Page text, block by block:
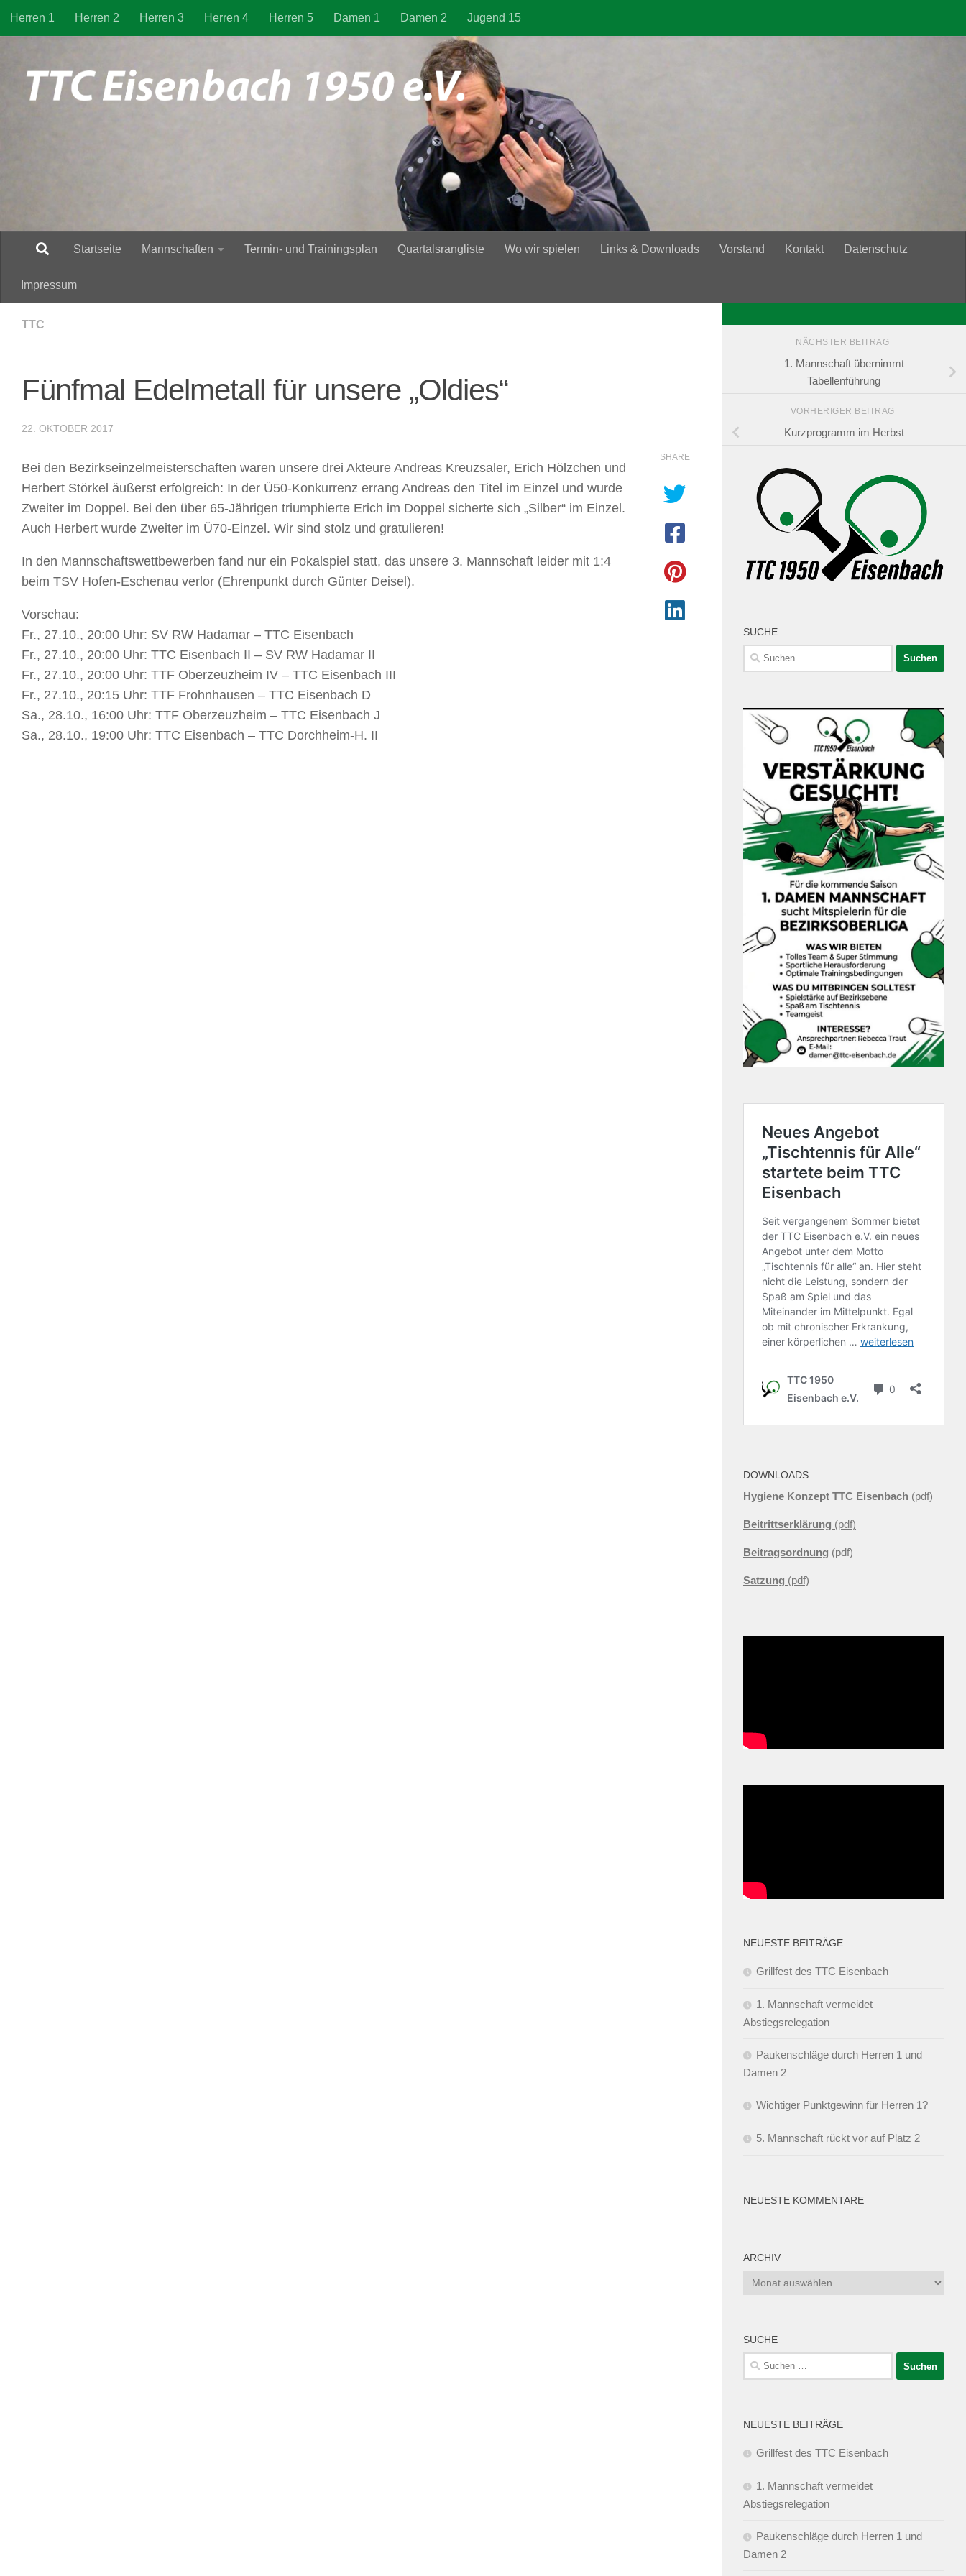
Zum Inhalt springen
Herren 1 Herren 2 Herren 3 Herren 4 Herren 5 Damen 1 Damen 2 Jugend 15
Startseite Mannschaften Termin- und Trainingsplan Quartalsrangliste Wo wir spielen Links & Downloads Vorstand Kontakt Datenschutz
Impressum
TTC
Fünfmal Edelmetall für unsere „Oldies“
22. OKTOBER 2017
Bei den Bezirkseinzelmeisterschaften waren unsere drei Akteure Andreas Kreuzsaler, Erich Hölzchen und
Herbert Störkel äußerst erfolgreich: In der Ü50-Konkurrenz errang Andreas den Titel im Einzel und wurde
Zweiter im Doppel. Bei den über 65-Jährigen triumphierte Erich im Doppel sicherte sich „Silber“ im Einzel.
Auch Herbert wurde Zweiter im Ü70-Einzel. Wir sind stolz und gratulieren!
In den Mannschaftswettbewerben fand nur ein Pokalspiel statt, das unsere 3. Mannschaft leider mit 1:4
beim TSV Hofen-Eschenau verlor (Ehrenpunkt durch Günter Deisel).
Vorschau:
Fr., 27.10., 20:00 Uhr: SV RW Hadamar – TTC Eisenbach
Fr., 27.10., 20:00 Uhr: TTC Eisenbach II – SV RW Hadamar II
Fr., 27.10., 20:00 Uhr: TTF Oberzeuzheim IV – TTC Eisenbach III
Fr., 27.10., 20:15 Uhr: TTF Frohnhausen – TTC Eisenbach D
Sa., 28.10., 16:00 Uhr: TTF Oberzeuzheim – TTC Eisenbach J
Sa., 28.10., 19:00 Uhr: TTC Eisenbach – TTC Dorchheim-H. II
SHARE
NÄCHSTER BEITRAG
1. Mannschaft übernimmt
Tabellenführung
VORHERIGER BEITRAG
Kurzprogramm im Herbst
SUCHE
Suchen
nach:
DOWNLOADS
Hygiene Konzept TTC Eisenbach (pdf)
Beitrittserklärung (pdf)
Beitragsordnung (pdf)
Satzung (pdf)
NEUESTE BEITRÄGE
Grillfest des TTC Eisenbach
1. Mannschaft vermeidet
Abstiegsrelegation
Paukenschläge durch Herren 1 und
Damen 2
Wichtiger Punktgewinn für Herren 1?
5. Mannschaft rückt vor auf Platz 2
NEUESTE KOMMENTARE
ARCHIV
Archiv
SUCHE
Suchen
nach:
NEUESTE BEITRÄGE
Grillfest des TTC Eisenbach
1. Mannschaft vermeidet
Abstiegsrelegation
Paukenschläge durch Herren 1 und
Damen 2